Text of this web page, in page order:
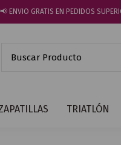
📢 ENVIO GRATIS EN PEDIDOS
TRIATLÓN